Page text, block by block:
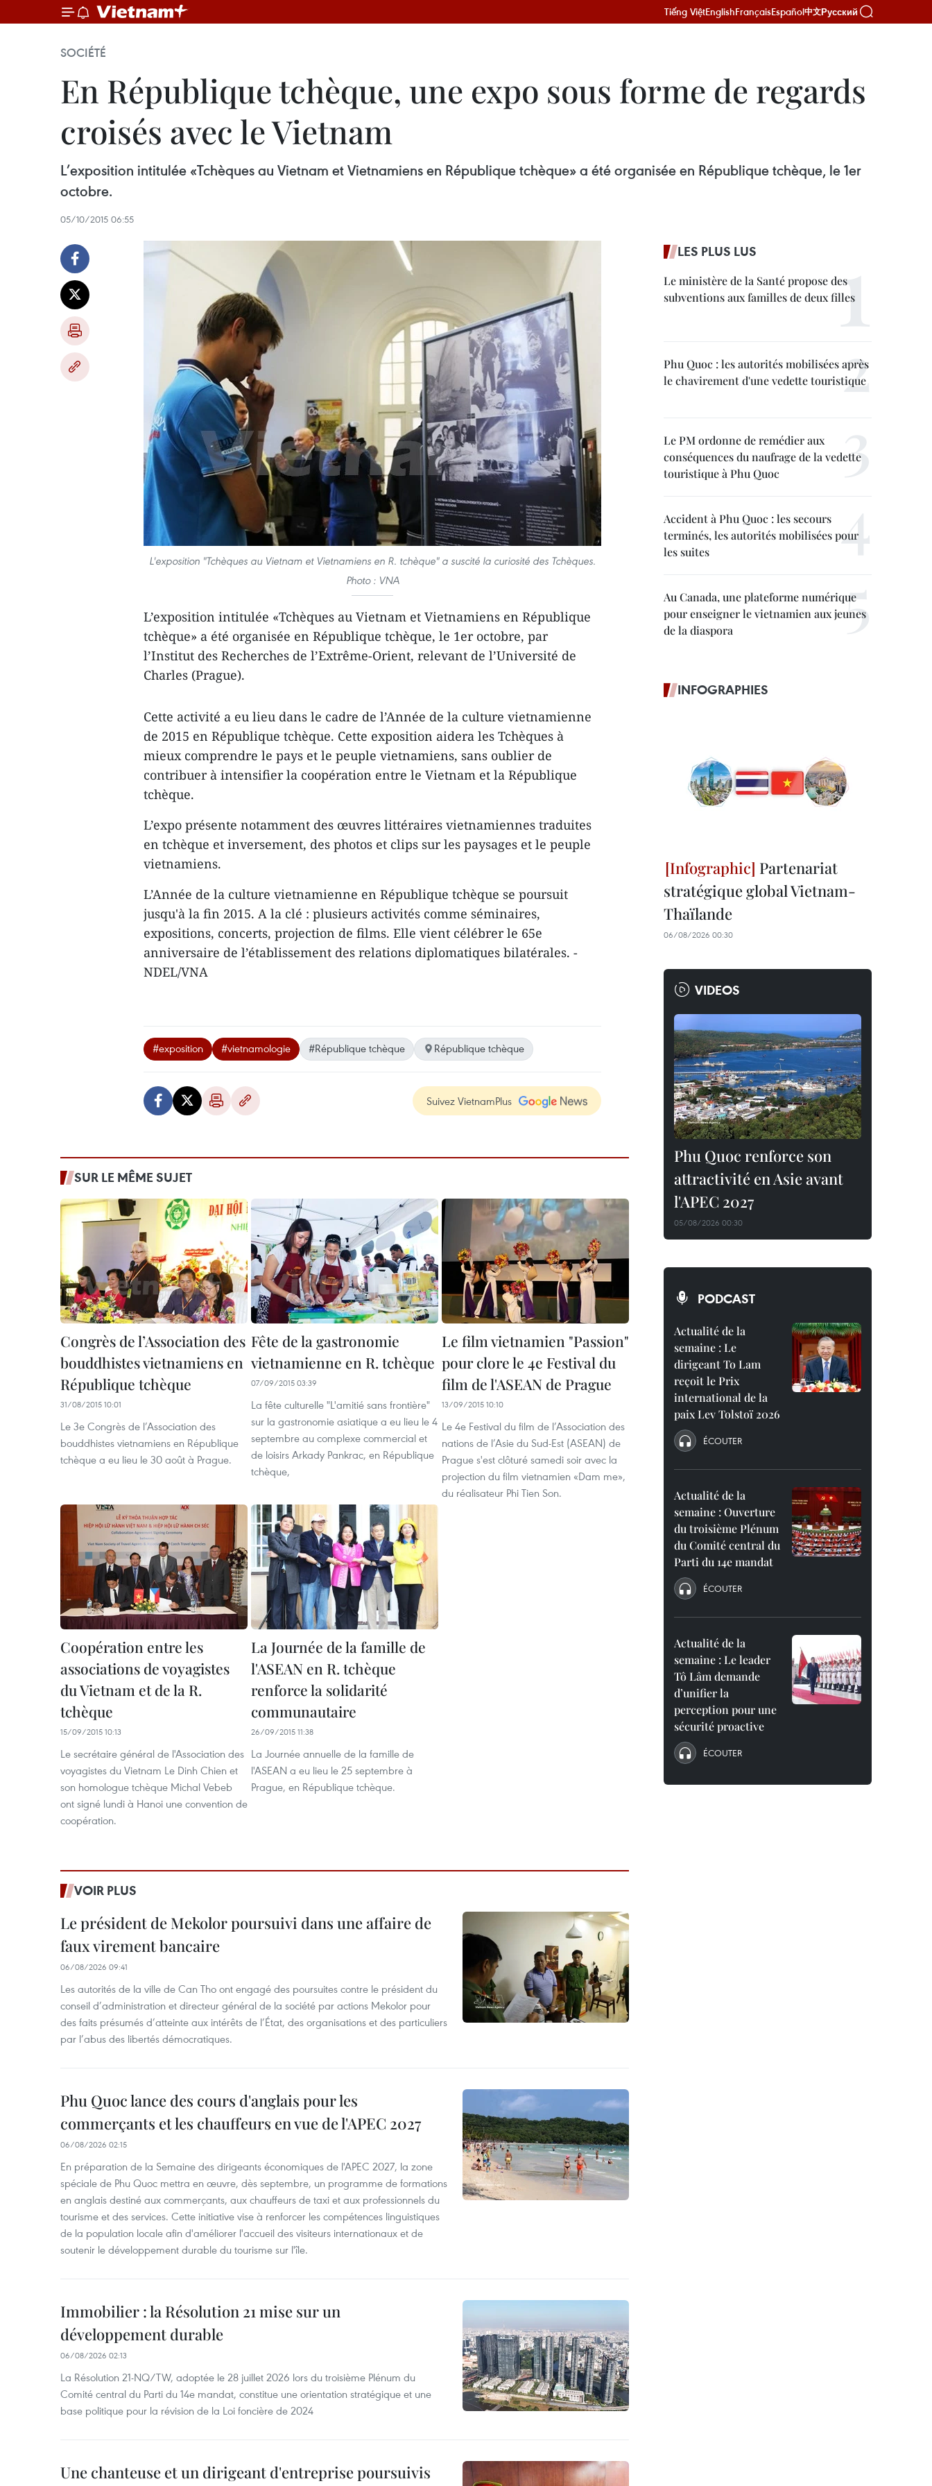
Tiếng ViệtEnglishFrançaisEspañol中文Русский
SOCIÉTÉ
En République tchèque, une expo sous forme de regards
croisés avec le Vietnam
L’exposition intitulée «Tchèques au Vietnam et Vietnamiens en République tchèque» a été organisée en République tchèque, le 1er
octobre.
05/10/2015 06:55
L'exposition "Tchèques au Vietnam et Vietnamiens en R. tchèque" a suscité la curiosité des Tchèques.
Photo : VNA
L’exposition intitulée «Tchèques au Vietnam et Vietnamiens en République
tchèque» a été organisée en République tchèque, le 1er octobre, par
l’Institut des Recherches de l’Extrême-Orient, relevant de l’Université de
Charles (Prague).
Cette activité a eu lieu dans le cadre de l’Année de la culture vietnamienne
de 2015 en République tchèque. Cette exposition aidera les Tchèques à
mieux comprendre le pays et le peuple vietnamiens, sans oublier de
contribuer à intensifier la coopération entre le Vietnam et la République
tchèque.
L’expo présente notamment des œuvres littéraires vietnamiennes traduites
en tchèque et inversement, des photos et clips sur les paysages et le peuple
vietnamiens.
L’Année de la culture vietnamienne en République tchèque ​se poursuit
jusqu'à ​la fin 2015. A la clé : plusieurs activités comme séminaires,
expositions, concerts, projection de films. Elle ​vient célébrer le 65e
anniversaire de l’établissement des relations diplomatiques ​bilatérales. -
NDEL/VNA
#exposition #vietnamologie #République tchèque République tchèque
Suivez VietnamPlus
SUR LE MÊME SUJET
Congrès de l’Association des
bouddhistes vietnamiens en
République tchèque
31/08/2015 10:01
Le 3e Congrès de l’Association des
bouddhistes vietnamiens en République
tchèque a eu lieu le 30 août à Prague.
Fête de la gastronomie
vietnamienne en R. tchèque
07/09/2015 03:39
La fête culturelle "L'amitié sans frontière"
sur la gastronomie asiatique a eu lieu le 4
septembre au complexe commercial et
de loisirs Arkady Pankrac, en République
tchèque,
Le film vietnamien "Passion"
pour clore le 4e Festival du
film de l'ASEAN de Prague
13/09/2015 10:10
Le 4e Festival du film de l’Association des
nations de l’Asie du Sud-Est (ASEAN) de
Prague s'est clôturé samedi soir avec la
projection du film vietnamien «Dam me»,
du réalisateur Phi Tien Son.
Coopération entre les
associations de voyagistes
du Vietnam et de la R.
tchèque
15/09/2015 10:13
Le secrétaire général de l'Association des
voyagistes du Vietnam Le Dinh Chien et
son homologue tchèque Michal Vebeb
ont signé lundi à Hanoi une convention de
coopération.
La Journée de la famille de
l'ASEAN en R. tchèque
renforce la solidarité
communautaire
26/09/2015 11:38
La Journée annuelle de la famille de
l'ASEAN a eu lieu le 25 septembre à
Prague, en République tchèque.
VOIR PLUS
Le président de Mekolor poursuivi dans une affaire de
faux virement bancaire
06/08/2026 09:41
Les autorités de la ville de Can Tho ont engagé des poursuites contre le président du
conseil d’administration et directeur général de la société par actions Mekolor pour
des faits présumés d’atteinte aux intérêts de l’État, des organisations et des particuliers
par l’abus des libertés démocratiques.
Phu Quoc lance des cours d'anglais pour les
commerçants et les chauffeurs en vue de l'APEC 2027
06/08/2026 02:15
En préparation de la Semaine des dirigeants économiques de l'APEC 2027, la zone
spéciale de Phu Quoc mettra en œuvre, dès septembre, un programme de formations
en anglais destiné aux commerçants, aux chauffeurs de taxi et aux professionnels du
tourisme et des services. Cette initiative vise à renforcer les compétences linguistiques
de la population locale afin d'améliorer l'accueil des visiteurs internationaux et de
soutenir le développement durable du tourisme sur l'île.
Immobilier : la Résolution 21 mise sur un
développement durable
06/08/2026 02:13
La Résolution 21-NQ/TW, adoptée le 28 juillet 2026 lors du troisième Plénum du
Comité central du Parti du 14e mandat, constitue une orientation stratégique et une
base politique pour la révision de la Loi foncière de 2024
Une chanteuse et un dirigeant d'entreprise poursuivis
LES PLUS LUS
Le ministère de la Santé propose des
subventions aux familles de deux filles
Phu Quoc : les autorités mobilisées après
le chavirement d'une vedette touristique
Le PM ordonne de remédier aux
conséquences du naufrage de la vedette
touristique à Phu Quoc
Accident à Phu Quoc : les secours
terminés, les autorités mobilisées pour
les suites
Au Canada, une plateforme numérique
pour enseigner le vietnamien aux jeunes
de la diaspora
INFOGRAPHIES
Partenariat
stratégique global Vietnam-
Thaïlande
06/08/2026 00:30
VIDEOS
Phu Quoc renforce son
attractivité en Asie avant
l'APEC 2027
05/08/2026 00:30
PODCAST
Actualité de la
semaine : Le
dirigeant To Lam
reçoit le Prix
international de la
paix Lev Tolstoï 2026
ÉCOUTER
Actualité de la
semaine : Ouverture
du troisième Plénum
du Comité central du
Parti du 14e mandat
ÉCOUTER
Actualité de la
semaine : Le leader
Tô Lâm demande
d’unifier la
perception pour une
sécurité proactive
ÉCOUTER